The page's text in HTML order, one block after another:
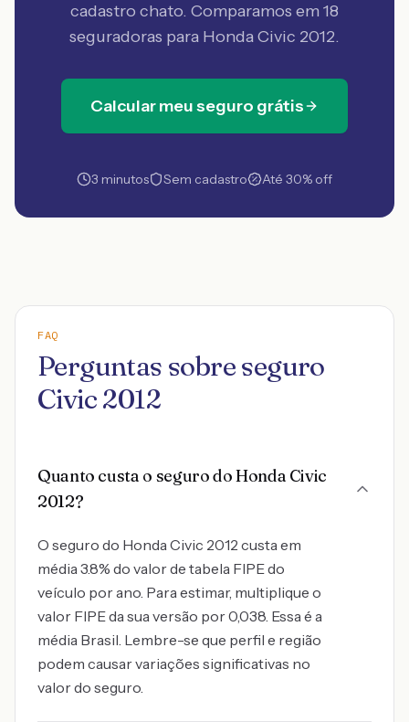
cadastro chato. Comparamos em 18
seguradoras para Honda Civic 2012.
Calcular meu seguro grátis
3 minutos Sem cadastro Até 30% off
FAQ
Perguntas sobre seguro
Civic 2012
Quanto custa o seguro do Honda Civic
2012?
O seguro do Honda Civic 2012 custa em
média 3.8% do valor de tabela FIPE do
veículo por ano. Para estimar, multiplique o
valor FIPE da sua versão por 0,038. Essa é a
média Brasil. Lembre-se que perfil e região
podem causar variações significativas no
valor do seguro.